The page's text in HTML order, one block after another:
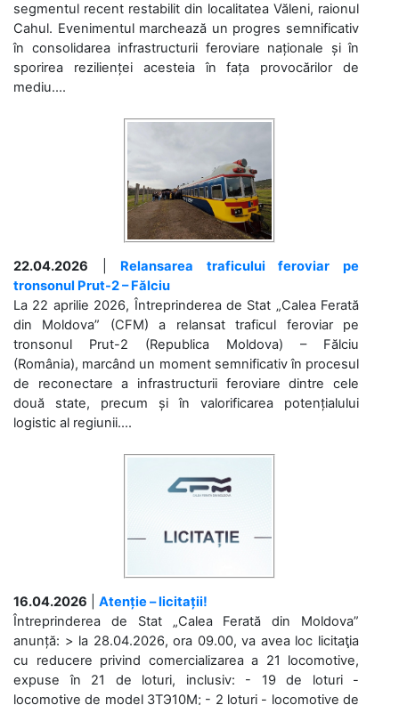
segmentul recent restabilit din localitatea Văleni, raionul
Cahul. Evenimentul marchează un progres semnificativ
în consolidarea infrastructurii feroviare naționale și în
sporirea rezilienței acesteia în fața provocărilor de
mediu....
22.04.2026
Relansarea traficului feroviar pe
tronsonul Prut-2 – Fălciu
La 22 aprilie 2026, Întreprinderea de Stat „Calea Ferată
din Moldova” (CFM) a relansat traficul feroviar pe
tronsonul Prut-2 (Republica Moldova) – Fălciu
(România), marcând un moment semnificativ în procesul
de reconectare a infrastructurii feroviare dintre cele
două state, precum și în valorificarea potențialului
logistic al regiunii....
16.04.2026
Atenție – licitații!
Întreprinderea de Stat „Calea Ferată din Moldova”
anunță: > la 28.04.2026, ora 09.00, va avea loc licitaţia
cu reducere privind comercializarea a 21 locomotive,
expuse în 21 de loturi, inclusiv: - 19 de loturi -
locomotive de model 3ТЭ10М; - 2 loturi - locomotive de